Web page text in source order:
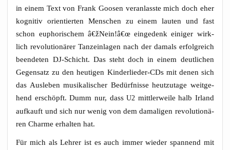
in einem Text von Frank Goo­sen ver­an­lass­te mich doch eher
kogni­tiv ori­en­tier­ten Men­schen zu einem lau­ten und fast
schon eupho­ri­schem â€žNein!â€œ ein­ge­denk eini­ger wirk­
lich revo­lu­tio­nä­rer Tanz­ein­la­gen nach der damals erfolg­reich
been­de­ten DJ-Schicht. Das steht doch in einem deut­li­chen
Gegen­satz zu den heu­ti­gen Kin­der­lie­der-CDs mit denen sich
das Aus­le­ben musi­ka­li­scher Bedürf­nis­se heut­zu­ta­ge weit­ge­
hend erschöpft. Dumm nur, dassU2 mitt­ler­wei­le halb Irland
auf­kauft und sich nur wenig von dem dama­li­gen revo­lu­tio­nä­
ren Charme erhal­ten hat.
Für mich als Leh­rer ist es auch immer wie­der span­nend mit